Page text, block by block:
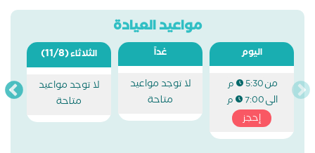
مواعيد العيادة
اليوم
من5:30 م
الى7:00 م
إحجز
غداً
لا توجد مواعيد
متاحة
الثلاثاء(11/8)
لا توجد مواعيد
متاحة